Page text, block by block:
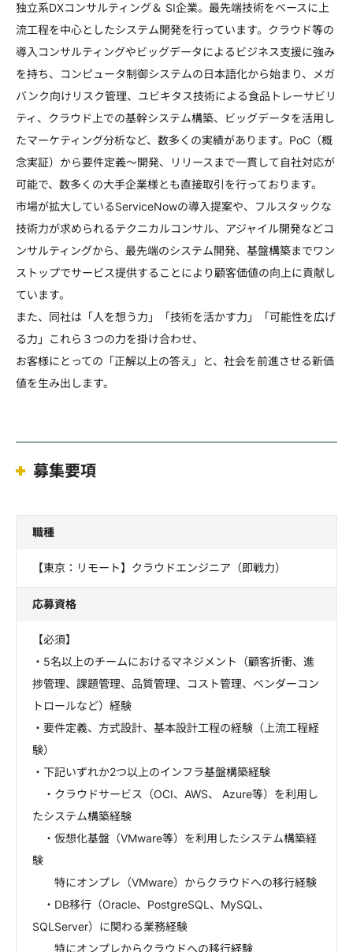
独立系DXコンサルティング＆ SI企業。最先端技術をベースに上
流工程を中心としたシステム開発を行っています。クラウド等の
導入コンサルティングやビッグデータによるビジネス支援に強み
を持ち、コンピュータ制御システムの日本語化から始まり、メガ
バンク向けリスク管理、ユビキタス技術による食品トレーサビリ
ティ、クラウド上での基幹システム構築、ビッグデータを活用し
たマーケティング分析など、数多くの実績があります。PoC（概
念実証）から要件定義～開発、リリースまで一貫して自社対応が
可能で、数多くの大手企業様とも直接取引を行っております。
市場が拡大しているServiceNowの導入提案や、フルスタックな
技術力が求められるテクニカルコンサル、アジャイル開発などコ
ンサルティングから、最先端のシステム開発、基盤構築までワン
ストップでサービス提供することにより顧客価値の向上に貢献し
ています。
また、同社は「人を想う力」「技術を活かす力」「可能性を広げ
る力」これら３つの力を掛け合わせ、
お客様にとっての「正解以上の答え」と、社会を前進させる新価
値を生み出します。
募集要項
職種
【東京：リモート】クラウドエンジニア（即戦力）
応募資格
【必須】
・5名以上のチームにおけるマネジメント（顧客折衝、進
捗管理、課題管理、品質管理、コスト管理、ベンダーコン
トロールなど）経験
・要件定義、方式設計、基本設計工程の経験（上流工程経
験）
・下記いずれか2つ以上のインフラ基盤構築経験
・クラウドサービス（OCI、AWS、 Azure等）を利用し
たシステム構築経験
・仮想化基盤（VMware等）を利用したシステム構築経
験
特にオンプレ（VMware）からクラウドへの移行経験
・DB移行（Oracle、PostgreSQL、MySQL、
SQLServer）に関わる業務経験
特にオンプレからクラウドへの移行経験